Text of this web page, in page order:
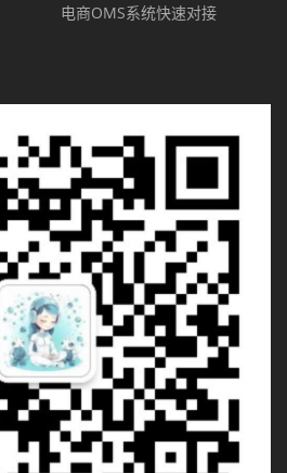
电商OMS系统快速对接